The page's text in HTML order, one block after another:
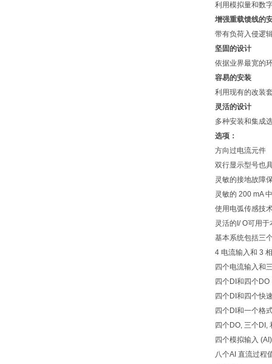
利用模拟量和数字
增强重载馈线的
带有负荷入侵逻辑
坚固的设计
依据业界最宽的环
容易的安装
利用现有的改装套
灵活的设计
多种安装和集成选
选项：
方向过电流元件
双行显示型号也具
灵敏的接地故障
灵敏的 200 mA 中
使用电弧传感技术
灵活的I/ O可用于
基本系统包括三个
4 电流输入和 3 相
四个电流输入和三
四个DI和四个DO
四个DI和四个快速
四个DI和一个格式
四个DO, 三个DI,
四个模拟输入 (AI)
八个AI 直流过程